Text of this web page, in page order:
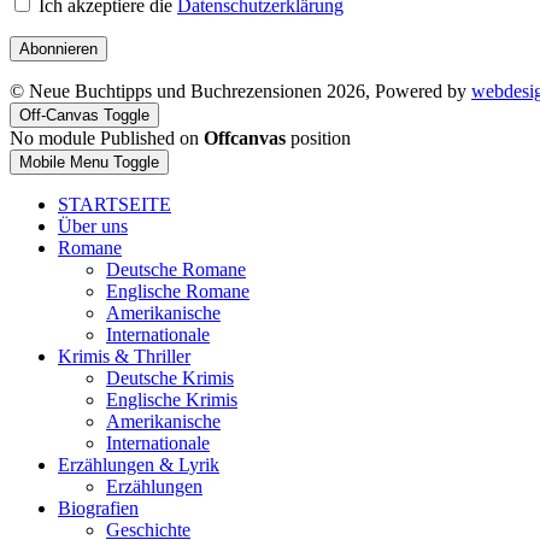
Ich akzeptiere die Datenschutzerklärung
Abonnieren
© Neue Buchtipps und Buchrezensionen 2026, Powered by
Off-Canvas Toggle
No module Published on Offcanvas position
Mobile Menu Toggle
STARTSEITE
Über uns
Romane
Deutsche Romane
Englische Romane
Amerikanische
Internationale
Krimis & Thriller
Deutsche Krimis
Englische Krimis
Amerikanische
Internationale
Erzählungen & Lyrik
Erzählungen
Biografien
Geschichte